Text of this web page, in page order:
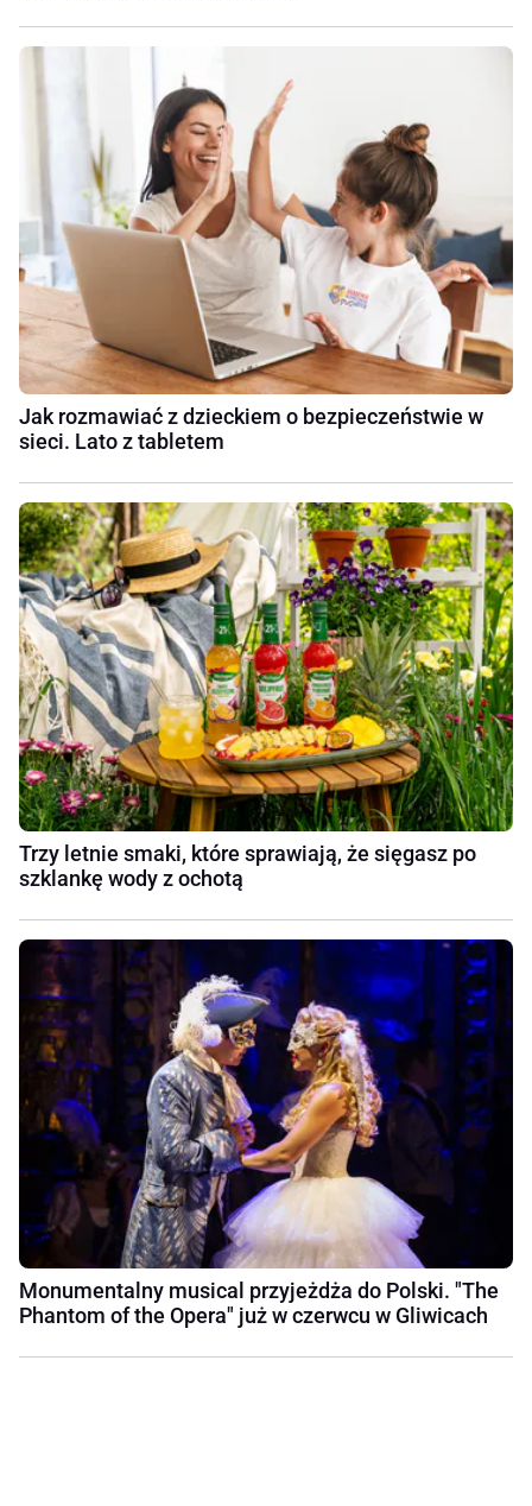
Jak rozmawiać z dzieckiem o bezpieczeństwie w
sieci. Lato z tabletem
Trzy letnie smaki, które sprawiają, że sięgasz po
szklankę wody z ochotą
Monumentalny musical przyjeżdża do Polski. "The
Phantom of the Opera" już w czerwcu w Gliwicach